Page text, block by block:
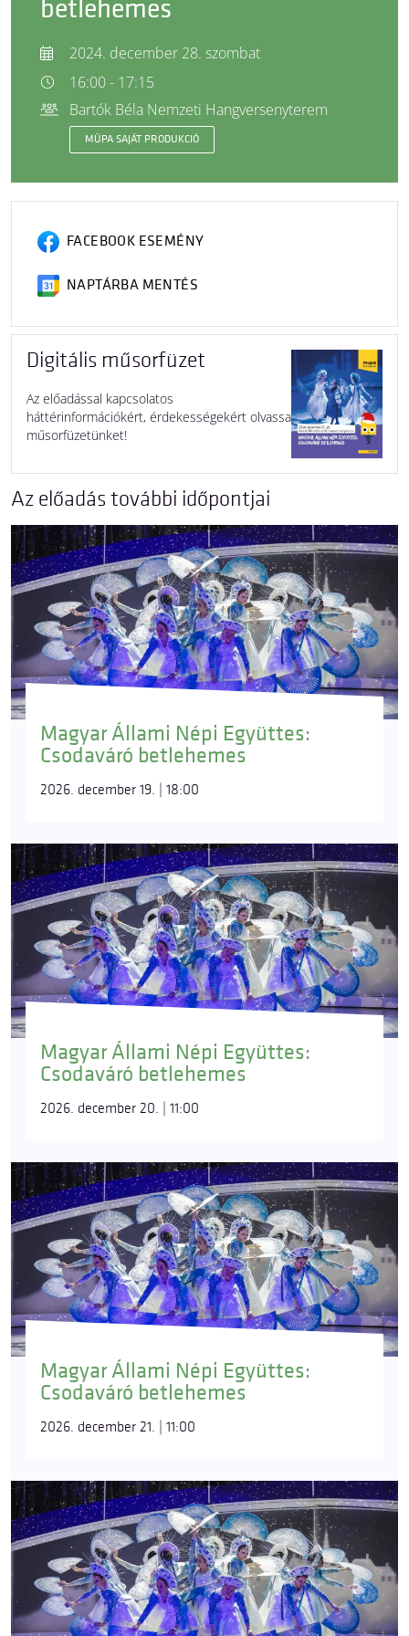
betlehemes
2024. december 28. szombat
16:00 - 17:15
Bartók Béla Nemzeti Hangversenyterem
MÜPA SAJÁT PRODUKCIÓ
FACEBOOK ESEMÉNY
NAPTÁRBA MENTÉS
Digitális műsorfüzet
Az előadással kapcsolatos
háttérinformációkért, érdekességekért olvassa
műsorfüzetünket!
Az előadás további időpontjai
Magyar Állami Népi Együttes:
Csodaváró betlehemes
2026. december 19. | 18:00
Magyar Állami Népi Együttes:
Csodaváró betlehemes
2026. december 20. | 11:00
Magyar Állami Népi Együttes:
Csodaváró betlehemes
2026. december 21. | 11:00